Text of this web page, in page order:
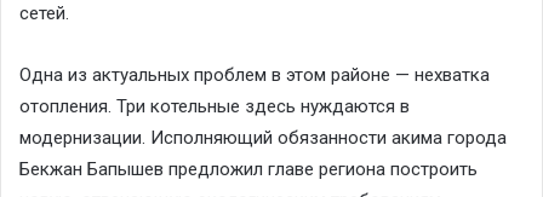
сетей.
Одна из актуальных проблем в этом районе — нехватка
отопления. Три котельные здесь нуждаются в
модернизации. Исполняющий обязанности акима города
Бекжан Бапышев предложил главе региона построить